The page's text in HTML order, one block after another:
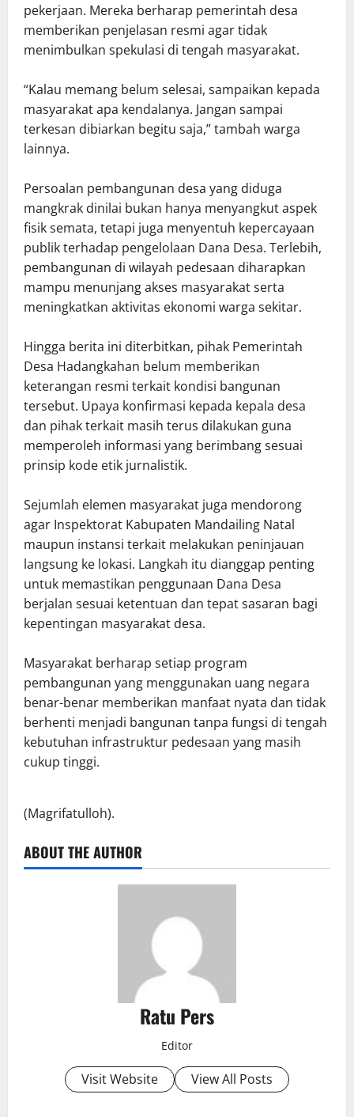
pekerjaan. Mereka berharap pemerintah desa
memberikan penjelasan resmi agar tidak
menimbulkan spekulasi di tengah masyarakat.
“Kalau memang belum selesai, sampaikan kepada
masyarakat apa kendalanya. Jangan sampai
terkesan dibiarkan begitu saja,” tambah warga
lainnya.
Persoalan pembangunan desa yang diduga
mangkrak dinilai bukan hanya menyangkut aspek
fisik semata, tetapi juga menyentuh kepercayaan
publik terhadap pengelolaan Dana Desa. Terlebih,
pembangunan di wilayah pedesaan diharapkan
mampu menunjang akses masyarakat serta
meningkatkan aktivitas ekonomi warga sekitar.
Hingga berita ini diterbitkan, pihak Pemerintah
Desa Hadangkahan belum memberikan
keterangan resmi terkait kondisi bangunan
tersebut. Upaya konfirmasi kepada kepala desa
dan pihak terkait masih terus dilakukan guna
memperoleh informasi yang berimbang sesuai
prinsip kode etik jurnalistik.
Sejumlah elemen masyarakat juga mendorong
agar Inspektorat Kabupaten Mandailing Natal
maupun instansi terkait melakukan peninjauan
langsung ke lokasi. Langkah itu dianggap penting
untuk memastikan penggunaan Dana Desa
berjalan sesuai ketentuan dan tepat sasaran bagi
kepentingan masyarakat desa.
Masyarakat berharap setiap program
pembangunan yang menggunakan uang negara
benar-benar memberikan manfaat nyata dan tidak
berhenti menjadi bangunan tanpa fungsi di tengah
kebutuhan infrastruktur pedesaan yang masih
cukup tinggi.
(Magrifatulloh).
ABOUT THE AUTHOR
Ratu Pers
Editor
Visit Website View All Posts